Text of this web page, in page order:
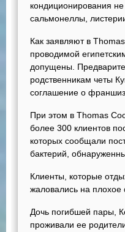
кондиционирования
сальмонеллы,
Как заявляют в
проводимой
допущены.
родственникам четы
соглашение о
При этом в Thomas
более 300 клиентов
которых сообщали
бактерий,
Клиенты, которые
жаловались на плохое
Дочь погибшей пары,
проживали ее